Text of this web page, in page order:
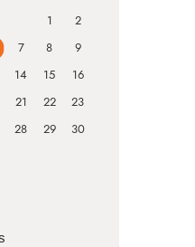
1
2
7 8
9
14 15
16
21 22
23
28 29
30